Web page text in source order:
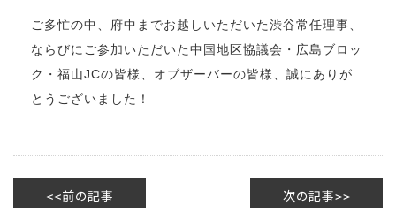
ご多忙の中、府中までお越しいただいた渋谷常任理事、
ならびにご参加いただいた中国地区協議会・広島ブロッ
ク・福山JCの皆様、オブザーバーの皆様、誠にありが
とうございました！
前の記事 次の記事